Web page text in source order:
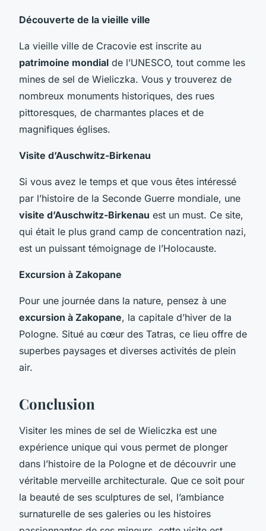
Découverte de la vieille ville
La vieille ville de Cracovie est inscrite au
patrimoine mondial de l’UNESCO, tout comme les
mines de sel de Wieliczka. Vous y trouverez de
nombreux monuments historiques, des rues
pittoresques, de charmantes places et de
magnifiques églises.
Visite d’Auschwitz-Birkenau
Si vous avez le temps et que vous êtes intéressé
par l’histoire de la Seconde Guerre mondiale, une
visite d’Auschwitz-Birkenau est un must. Ce site,
qui était le plus grand camp de concentration nazi,
est un puissant témoignage de l’Holocauste.
Excursion à Zakopane
Pour une journée dans la nature, pensez à une
excursion à Zakopane, la capitale d’hiver de la
Pologne. Situé au cœur des Tatras, ce lieu offre de
superbes paysages et diverses activités de plein
air.
Conclusion
Visiter les mines de sel de Wieliczka est une
expérience unique qui vous permet de plonger
dans l’histoire de la Pologne et de découvrir une
véritable merveille architecturale. Que ce soit pour
la beauté de ses sculptures de sel, l’ambiance
surnaturelle de ses galeries ou les histoires